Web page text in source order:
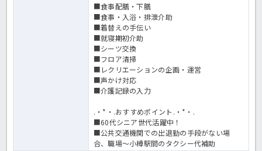
■食事配膳・下膳
■食事・入浴・排泄介助
■着替えの手伝い
■就寝期初介助
■シーツ交換
■フロア清掃
■レクリエーションの企画・運営
■声かけ対応
■介護記録の入力
.・*・.おすすめポイント.・*・.
■60代シニア世代活躍中！
■公共交通機関での出退勤の手段がない場
合、職場〜小樽駅間のタクシー代補助